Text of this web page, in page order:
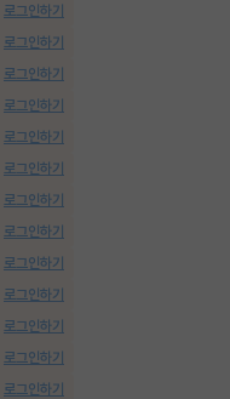
로그인하기
로그인하기
로그인하기
로그인하기
로그인하기
로그인하기
로그인하기
로그인하기
로그인하기
로그인하기
로그인하기
로그인하기
로그인하기